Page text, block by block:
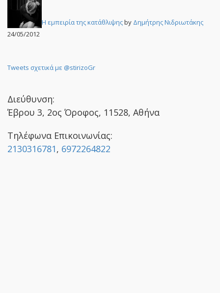
Η εμπειρία της κατάθλιψηςby Δημήτρης Νιδριωτάκης
24/05/2012
Tweets σχετικά με @stirizoGr
Διεύθυνση:
Έβρου 3, 2ος Όροφος, 11528, Αθήνα
Τηλέφωνα Επικοινωνίας:
2130316781, 6972264822